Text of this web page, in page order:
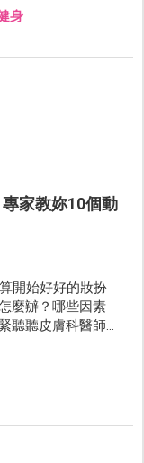
身
家教妳10個動
開始好好的妝扮
麼辦？哪些因素
聽聽皮膚科醫師
！